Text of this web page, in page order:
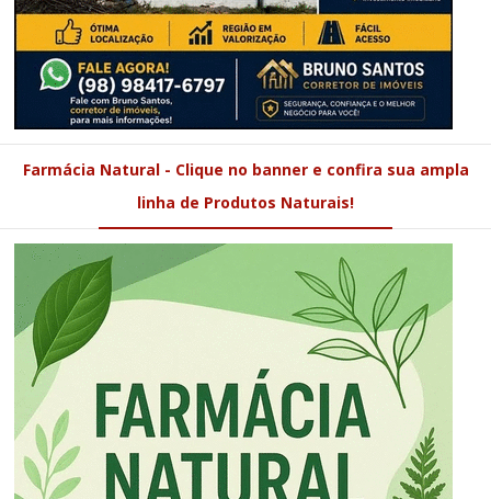
Farmácia Natural - Clique no banner e confira sua ampla
linha de Produtos Naturais!